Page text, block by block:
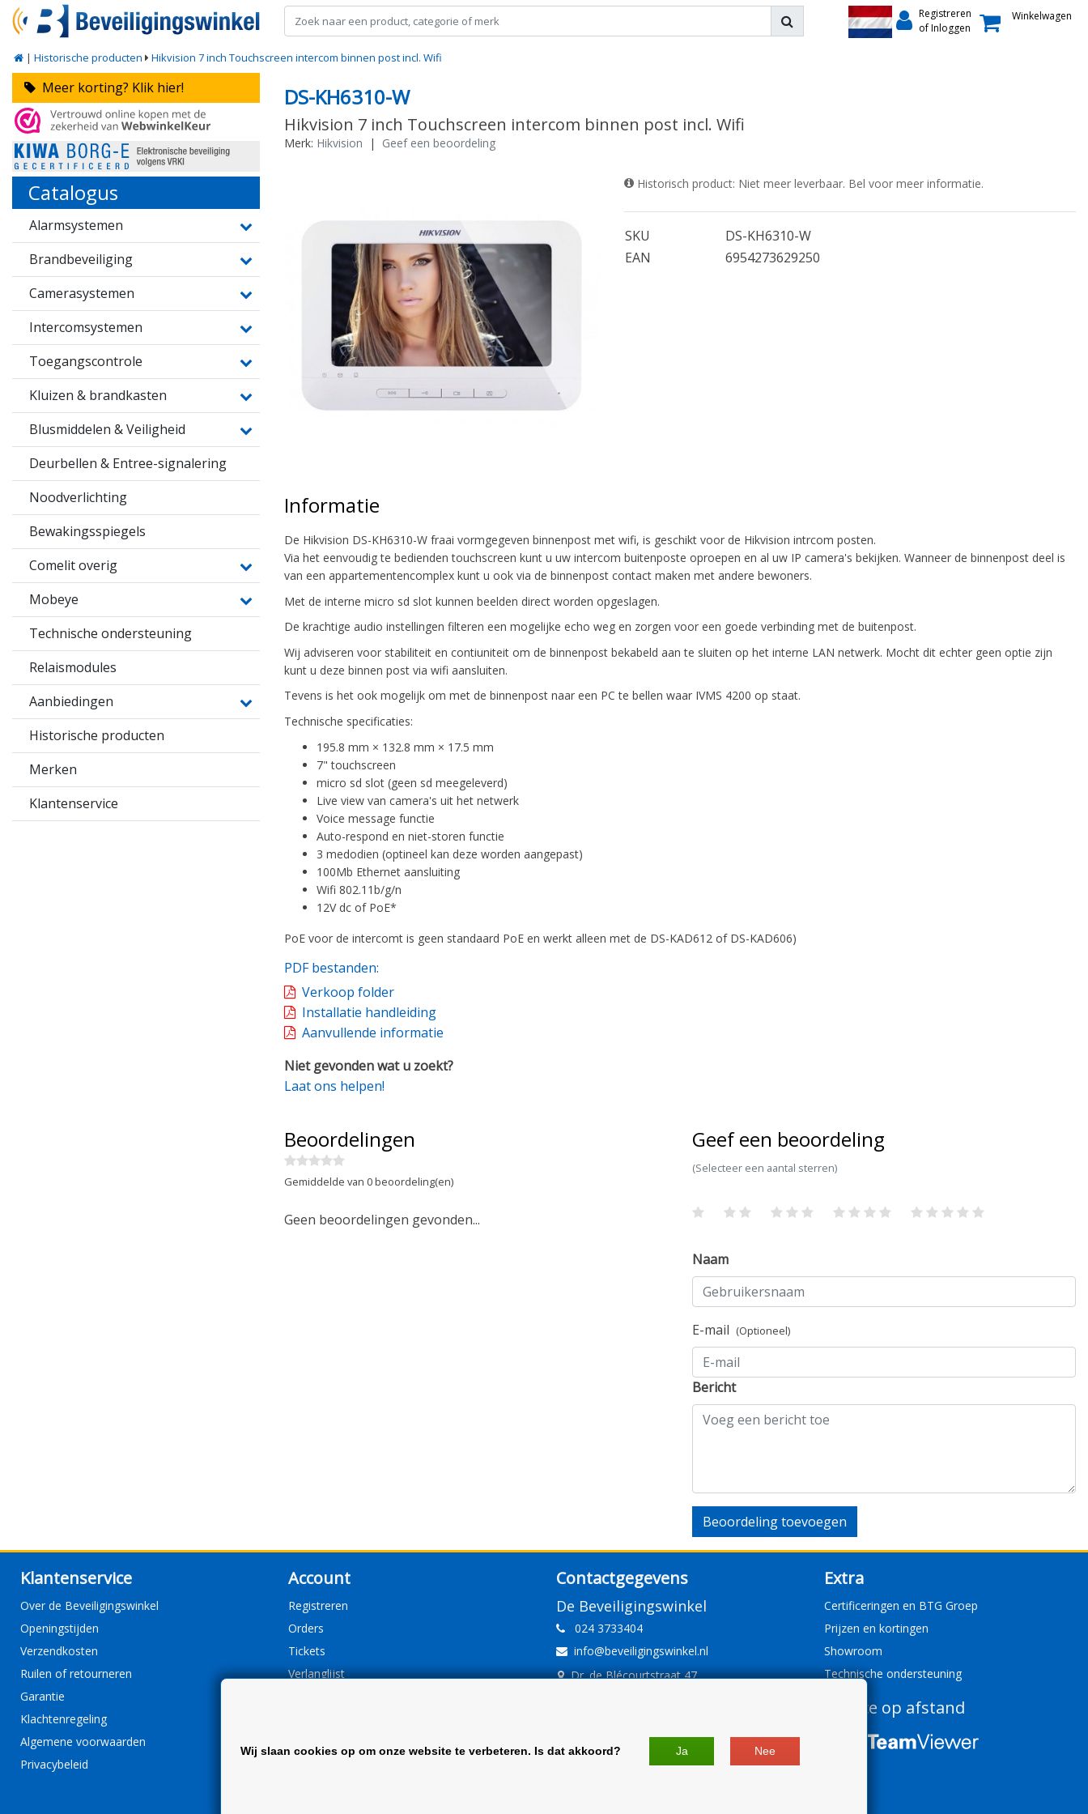
Registreren
of Inloggen
Winkelwagen
| Historische producten Hikvision 7 inch Touchscreen intercom binnen post incl. Wifi
Meer korting? Klik hier!
Catalogus
Alarmsystemen
Brandbeveiliging
Camerasystemen
Intercomsystemen
Toegangscontrole
Kluizen & brandkasten
Blusmiddelen & Veiligheid
Deurbellen & Entree-signalering
Noodverlichting
Bewakingsspiegels
Comelit overig
Mobeye
Technische ondersteuning
Relaismodules
Aanbiedingen
Historische producten
Merken
Klantenservice
DS-KH6310-W
Hikvision 7 inch Touchscreen intercom binnen post incl. Wifi
Merk: Hikvision | Geef een beoordeling
Historisch product: Niet meer leverbaar. Bel voor meer informatie.
SKU
DS-KH6310-W
EAN
6954273629250
Informatie
De Hikvision DS-KH6310-W fraai vormgegeven binnenpost met wifi, is geschikt voor de Hikvision intrcom posten.
Via het eenvoudig te bedienden touchscreen kunt u uw intercom buitenposte oproepen en al uw IP camera's bekijken. Wanneer de binnenpost deel is
van een appartementencomplex kunt u ook via de binnenpost contact maken met andere bewoners.
Met de interne micro sd slot kunnen beelden direct worden opgeslagen.
De krachtige audio instellingen filteren een mogelijke echo weg en zorgen voor een goede verbinding met de buitenpost.
Wij adviseren voor stabiliteit en contiuniteit om de binnenpost bekabeld aan te sluiten op het interne LAN netwerk. Mocht dit echter geen optie zijn
kunt u deze binnen post via wifi aansluiten.
Tevens is het ook mogelijk om met de binnenpost naar een PC te bellen waar IVMS 4200 op staat.
Technische specificaties:
195.8 mm × 132.8 mm × 17.5 mm
7" touchscreen
micro sd slot (geen sd meegeleverd)
Live view van camera's uit het netwerk
Voice message functie
Auto-respond en niet-storen functie
3 medodien (optineel kan deze worden aangepast)
100Mb Ethernet aansluiting
Wifi 802.11b/g/n
12V dc of PoE*
PoE voor de intercomt is geen standaard PoE en werkt alleen met de DS-KAD612 of DS-KAD606)
PDF bestanden:
Verkoop folder
Installatie handleiding
Aanvullende informatie
Niet gevonden wat u zoekt?
Laat ons helpen!
Beoordelingen
Gemiddelde van 0 beoordeling(en)
Geen beoordelingen gevonden...
Geef een beoordeling
(Selecteer een aantal sterren)
Naam
E-mail (Optioneel)
Bericht
Beoordeling toevoegen
Klantenservice
Over de Beveiligingswinkel
Openingstijden
Verzendkosten
Ruilen of retourneren
Garantie
Klachtenregeling
Algemene voorwaarden
Privacybeleid
Account
Registreren
Orders
Tickets
Verlanglijst
Contactgegevens
De Beveiligingswinkel
024 3733404
info@beveiligingswinkel.nl
Dr. de Blécourtstraat 47
BTW: NL 81.60.68.707.B01
Extra
Certificeringen en BTG Groep
Prijzen en kortingen
Showroom
Technische ondersteuning
Service op afstand
Wij slaan cookies op om onze website te verbeteren. Is dat akkoord? Ja Nee